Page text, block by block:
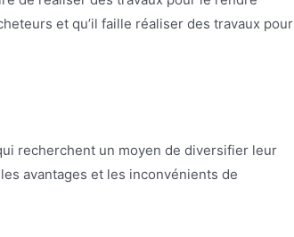
et qu’il faille réaliser des travaux pour
recherchent un moyen de diversifier leur
avantages et les inconvénients de